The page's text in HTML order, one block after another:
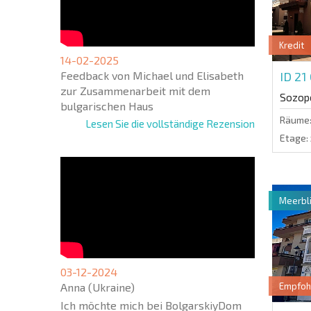
14-02-2025
Feedback von Michael und Elisabeth
zur Zusammenarbeit mit dem
bulgarischen Haus
Lesen Sie die vollständige Rezension
03-12-2024
Anna (Ukraine)
Ich möchte mich bei BolgarskiyDom
Kredit
ID 21
Räume:
Etage: